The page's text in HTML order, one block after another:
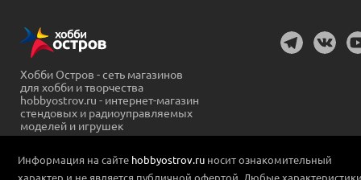
Хобби Остров - сеть магазинов
для хобби и творчества
hobbyostrov.ru - интернет-магазин
стендовых и радиоуправляемых
моделей и игрушек
Информация на сайте hobbyostrov.ru носит ознакомительный
характер и не является публичной офертой. Любые